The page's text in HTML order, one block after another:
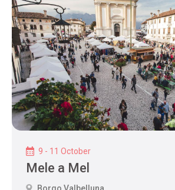
9 - 11 October
Mele a Mel